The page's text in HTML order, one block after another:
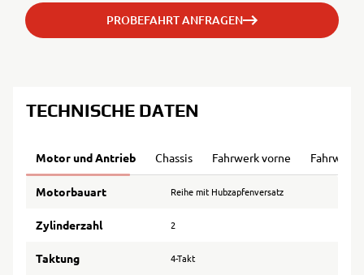
PROBEFAHRT ANFRAGEN
TECHNISCHE DATEN
Motor und Antrieb Chassis Fahrwerk vorne Fahrwerk
Motorbauart Reihe mit Hubzapfenversatz
Zylinderzahl 2
Taktung 4-Takt